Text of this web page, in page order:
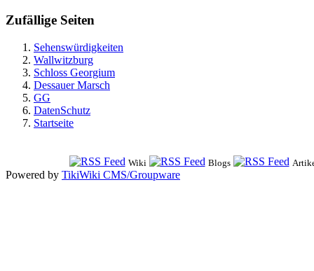
Zufällige Seiten
Sehenswürdigkeiten
Wallwitzburg
Schloss Georgium
Dessauer Marsch
GG
DatenSchutz
Startseite
Wiki Blogs
Powered by TikiWiki CMS/Groupware